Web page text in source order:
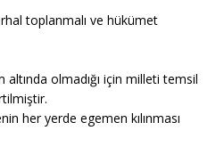
toplanmalı ve hükümet
olmadığı için milleti temsil
her yerde egemen kılınması